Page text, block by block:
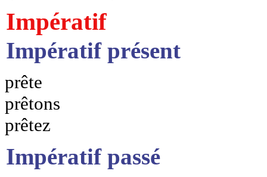
Impératif
Impératif présent
prête
prêtons
prêtez
Impératif passé